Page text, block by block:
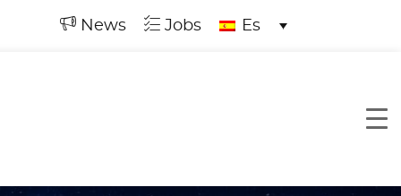
News Jobs Es